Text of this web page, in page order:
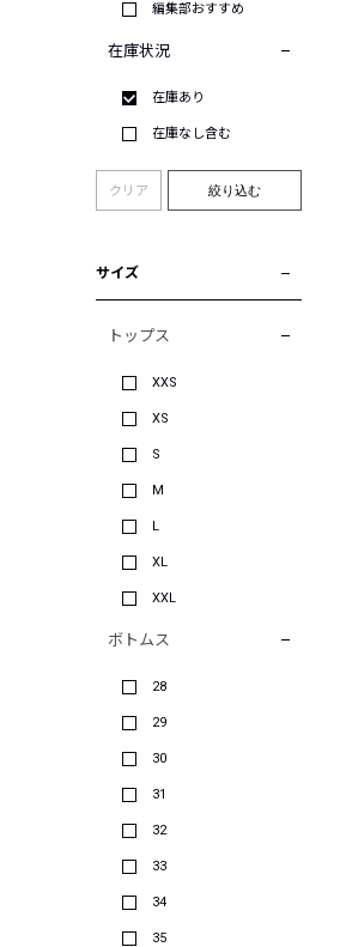
編集部おすすめ
在庫状況
在庫あり
在庫なし含む
クリア 絞り込む
サイズ
トップス
XXS
XS
S
M
L
XL
XXL
ボトムス
28
29
30
31
32
33
34
35